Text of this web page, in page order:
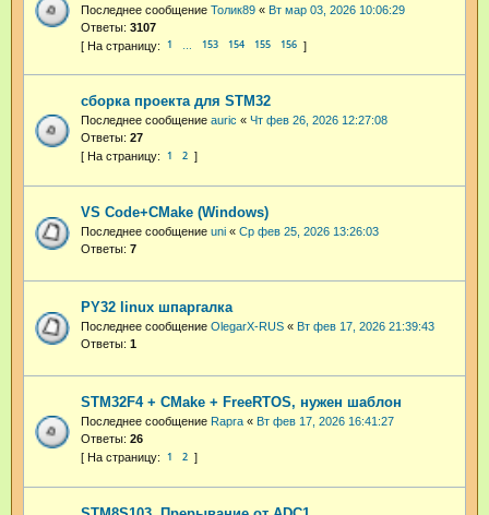
Последнее сообщение Толик89 « Вт мар 03, 2026 10:06:29
Ответы: 3107
1 153 154 155 156
сборка проекта для STM32
Последнее сообщение auric « Чт фев 26, 2026 12:27:08
Ответы: 27
1 2
VS Code+CMake (Windows)
Последнее сообщение uni « Ср фев 25, 2026 13:26:03
Ответы: 7
PY32 linux шпаргалка
Последнее сообщение OlegarX-RUS « Вт фев 17, 2026 21:39:43
Ответы: 1
STM32F4 + CMake + FreeRTOS, нужен шаблон
Последнее сообщение Rapra « Вт фев 17, 2026 16:41:27
Ответы: 26
1 2